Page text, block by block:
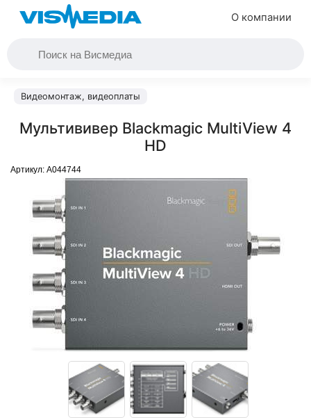
О компании
Видеомонтаж, видеоплаты
Мультививер Blackmagic MultiView 4
HD
Артикул: A044744